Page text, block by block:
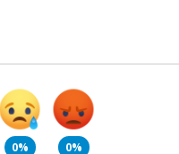
0% 0%